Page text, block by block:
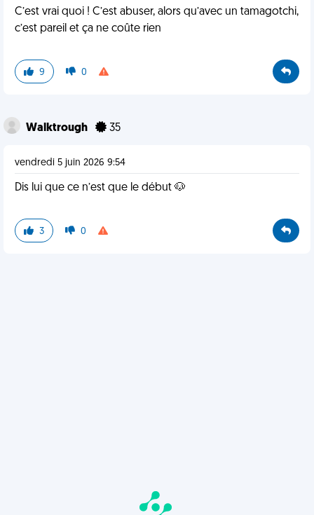
C’est vrai quoi ! C’est abuser, alors qu’avec un tamagotchi,
c’est pareil et ça ne coûte rien
9 0
Walktrough 35
vendredi 5 juin 2026 9:54
Dis lui que ce n’est que le début 🐶
3 0